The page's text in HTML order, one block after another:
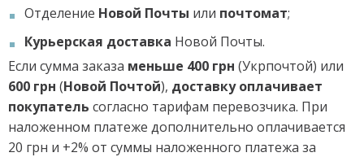
Отделение Новой Почты или почтомат;
Курьерская доставка Новой Почты.
Если сумма заказа меньше 400 грн (Укрпочтой) или
600 грн (Новой Почтой), доставку оплачивает
покупатель согласно тарифам перевозчика. При
наложенном платеже дополнительно оплачивается
20 грн и +2% от суммы наложенного платежа за